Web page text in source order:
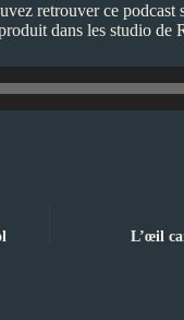
retrouver ce podcast
dans les studio de
L’œil